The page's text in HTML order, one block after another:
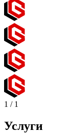
1 / 1
Услуги